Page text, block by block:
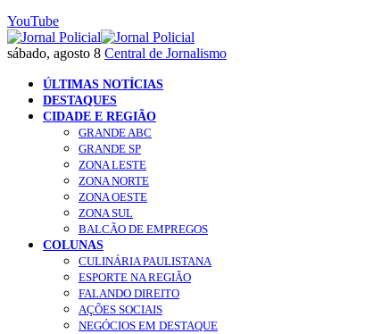
YouTube
sábado, agosto 8 Central de Jornalismo
ÚLTIMAS NOTÍCIAS
DESTAQUES
CIDADE E REGIÃO
GRANDE ABC
GRANDE SP
ZONA LESTE
ZONA NORTE
ZONA OESTE
ZONA SUL
BALCÃO DE EMPREGOS
COLUNAS
CULINÁRIA PAULISTANA
ESPORTE NA REGIÃO
FALANDO DIREITO
AÇÕES SOCIAIS
NEGÓCIOS EM DESTAQUE